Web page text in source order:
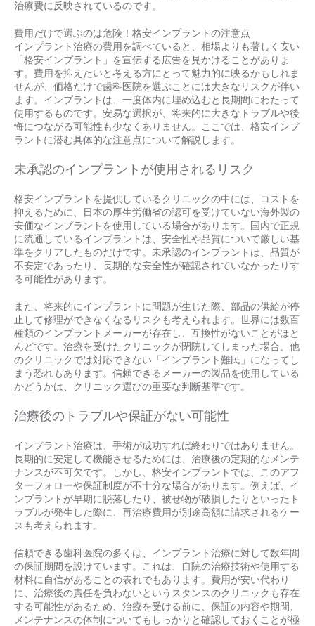
治療費に反映されているのです。
費用だけで選ぶのは危険！格安インプラントの注意点
インプラント治療の費用を調べていると、相場よりも著しく安い
「格安インプラント」を宣伝する広告を見かけることがありま
す。費用を抑えたいと考える方にとって魅力的に映るかもしれま
せんが、価格だけで歯科医院を選ぶことには大きなリスクが伴い
ます。インプラントは、一度体内に埋め込むと長期間にわたって
使用するものです。安易な選択が、将来的に大きなトラブルや後
悔につながる可能性も少なくありません。ここでは、格安インプ
ラントに潜む具体的な注意点について解説します。
未承認のインプラントが使用されるリスク
格安インプラントを提供しているクリニックの中には、コストを
抑えるために、日本の厚生労働省の認可を受けていない海外製の
安価なインプラントを使用している場合があります。国内で正規
に流通しているインプラントは、安全性や品質について厳しい基
準をクリアしたものだけです。未承認のインプラントは、品質が
不安定であったり、長期的な安全性が確認されていなかったりす
る可能性があります。
また、将来的にインプラントに問題が生じた際、部品の供給が停
止して修理ができなくなるリスクも考えられます。世界には数百
種類のインプラントメーカーが存在し、互換性がないことがほと
んどです。治療を受けたクリニックが閉院してしまった場合、他
のクリニックでは対応できない「インプラント難民」になってし
まう恐れもあります。信頼できるメーカーの製品を使用している
かどうかは、クリニック選びの重要な判断基準です。
治療後のトラブルや保証がない可能性
インプラント治療は、手術が成功すれば終わりではありません。
長期的に安定して機能させるためには、治療後の定期的なメンテ
ナンスが不可欠です。しかし、格安インプラントでは、このアフ
ターフォローや保証制度が不十分な場合があります。例えば、イ
ンプラントが早期に脱落したり、被せ物が破損したりといったト
ラブルが発生した際に、再治療費用が別途高額に請求されるケー
スも考えられます。
信頼できる歯科医院の多くは、インプラント治療に対して数年間
の保証期間を設けています。これは、自院の治療技術や使用する
材料に自信があることの表れでもあります。費用が安い代わり
に、治療後の責任を負わないというスタンスのクリニックも存在
する可能性があるため、治療を受ける前に、保証の内容や期間、
メンテナンスの体制についてもしっかりと確認しておくことが極